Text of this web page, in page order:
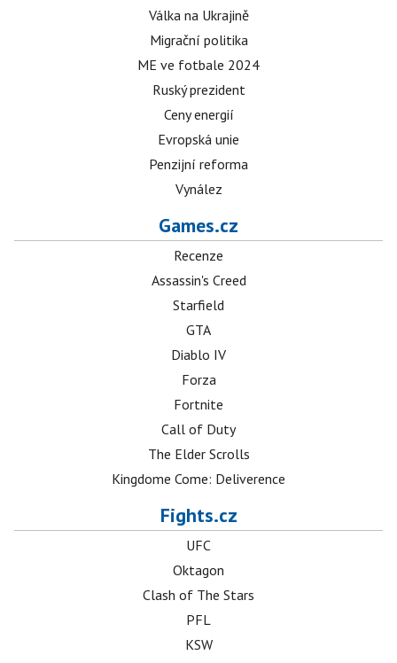
Válka na Ukrajině
Migrační politika
ME ve fotbale 2024
Ruský prezident
Ceny energií
Evropská unie
Penzijní reforma
Vynález
Games.cz
Recenze
Assassin's Creed
Starfield
GTA
Diablo IV
Forza
Fortnite
Call of Duty
The Elder Scrolls
Kingdome Come: Deliverence
Fights.cz
UFC
Oktagon
Clash of The Stars
PFL
KSW